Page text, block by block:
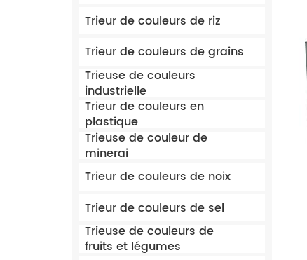
Trieur de couleurs de riz
Trieur de couleurs de grains
Trieuse de couleurs
industrielle
Trieur de couleurs en
plastique
Trieuse de couleur de
minerai
Trieur de couleurs de noix
Trieur de couleurs de sel
Trieuse de couleurs de
fruits et légumes